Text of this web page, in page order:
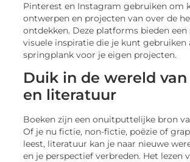
Pinterest en Instagram gebruiken om
ontwerpen en projecten van over de
ontdekken. Deze platforms bieden een
visuele inspiratie die je kunt gebruiken
springplank voor je eigen projecten.
Duik in de wereld
en literatuur
Boeken zijn een onuitputtelijke bron
Of je nu fictie, non-fictie, poëzie of
leest, literatuur kan je naar nieuwe
en je perspectief verbreden. Het lezen